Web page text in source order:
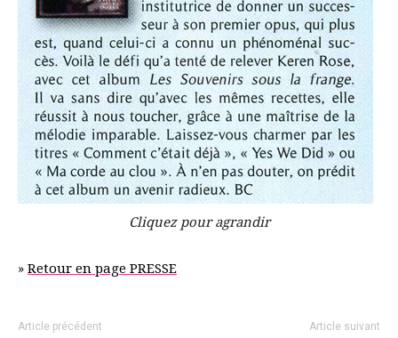
Cliquez pour agrandir
» Retour en page PRESSE
Article précédent Article suivant